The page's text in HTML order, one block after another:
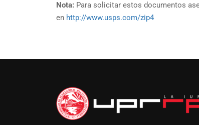
Nota: Para solicitar estos documentos
en http://www.usps.com/zip4